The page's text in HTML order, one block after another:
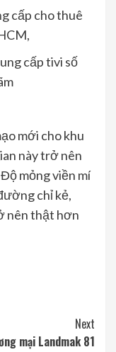
cấp cho thuê
cấp tivi số
mới cho khu
này trở nên
mỏng viền mí
chỉ kẻ,
nên thật hơn
Next
mại Landmak 81